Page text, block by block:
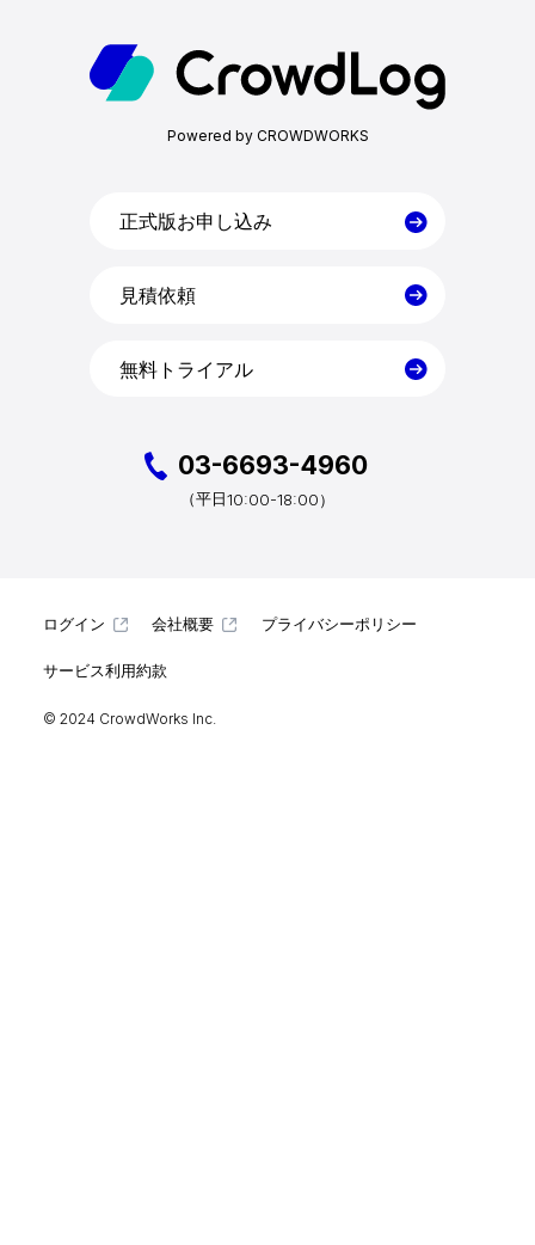
ホーム
Powered by CROWDWORKS
正式版お申し込み
見積依頼
無料トライアル
03-6693-4960
（平日10:00-18:00）
ログイン 会社概要 プライバシーポリシー
サービス利用約款
© 2024 CrowdWorks Inc.